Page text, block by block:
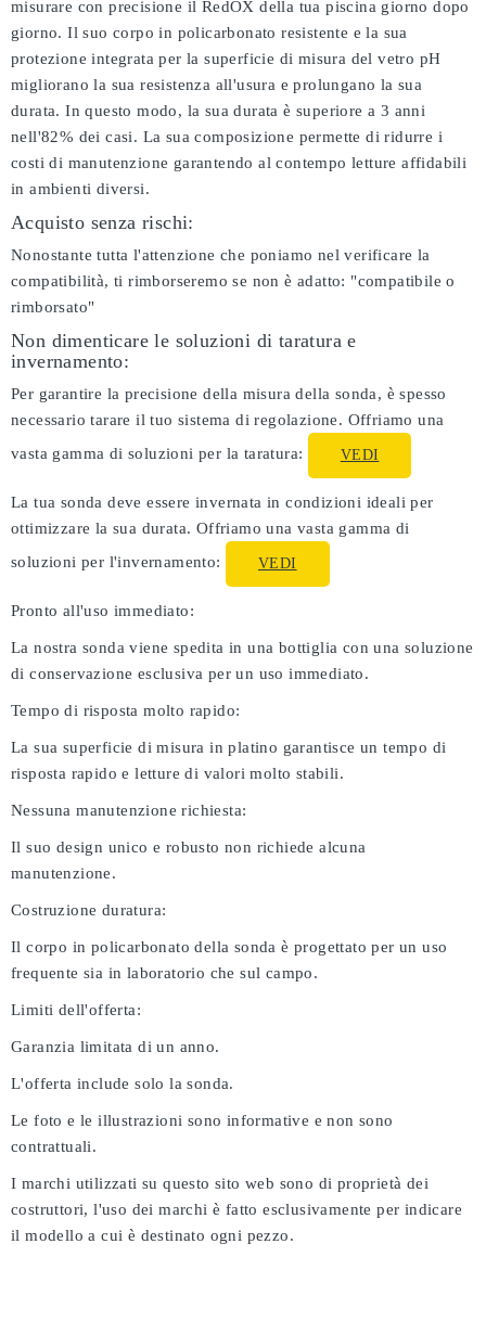
misurare con precisione il RedOX della tua piscina giorno dopo
giorno. Il suo corpo in policarbonato resistente e la sua
protezione integrata per la superficie di misura del vetro pH
migliorano la sua resistenza all'usura e prolungano la sua
durata. In questo modo, la sua durata è superiore a 3 anni
nell'82% dei casi. La sua composizione permette di ridurre i
costi di manutenzione garantendo al contempo letture affidabili
in ambienti diversi.
Acquisto senza rischi:
Nonostante tutta l'attenzione che poniamo nel verificare la
compatibilità, ti rimborseremo se non è adatto: "compatibile o
rimborsato"
Non dimenticare le soluzioni di taratura e
invernamento:
Per garantire la precisione della misura della sonda, è spesso
necessario tarare il tuo sistema di regolazione. Offriamo una
vasta gamma di soluzioni per la taratura:
VEDI
La tua sonda deve essere invernata in condizioni ideali per
ottimizzare la sua durata. Offriamo una vasta gamma di
soluzioni per l'invernamento:
VEDI
Pronto all'uso immediato:
La nostra sonda viene spedita in una bottiglia con una soluzione
di conservazione esclusiva per un uso immediato.
Tempo di risposta molto rapido:
La sua superficie di misura in platino garantisce un tempo di
risposta rapido e letture di valori molto stabili.
Nessuna manutenzione richiesta:
Il suo design unico e robusto non richiede alcuna
manutenzione.
Costruzione duratura:
Il corpo in policarbonato della sonda è progettato per un uso
frequente sia in laboratorio che sul campo.
Limiti dell'offerta:
Garanzia limitata di un anno.
L'offerta include solo la sonda.
Le foto e le illustrazioni sono informative e non sono
contrattuali.
I marchi utilizzati su questo sito web sono di proprietà dei
costruttori, l'uso dei marchi è fatto esclusivamente per indicare
il modello a cui è destinato ogni pezzo.